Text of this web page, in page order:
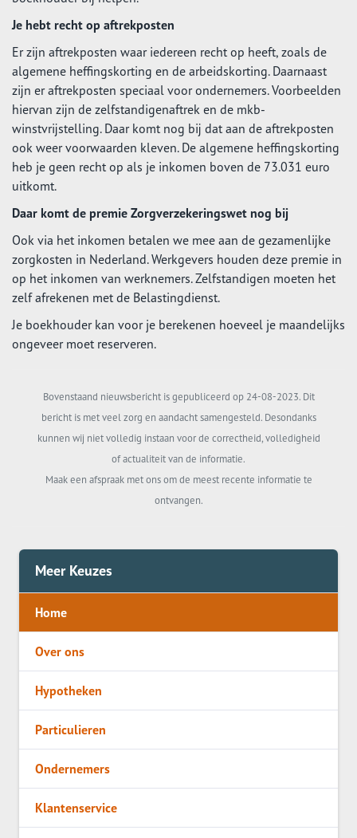
Je hebt recht op aftrekposten
Er zijn aftrekposten waar iedereen recht op heeft, zoals de
algemene heffingskorting en de arbeidskorting. Daarnaast
zijn er aftrekposten speciaal voor ondernemers. Voorbeelden
hiervan zijn de zelfstandigenaftrek en de mkb-
winstvrijstelling. Daar komt nog bij dat aan de aftrekposten
ook weer voorwaarden kleven. De algemene heffingskorting
heb je geen recht op als je inkomen boven de 73.031 euro
uitkomt.
Daar komt de premie Zorgverzekeringswet nog bij
Ook via het inkomen betalen we mee aan de gezamenlijke
zorgkosten in Nederland. Werkgevers houden deze premie in
op het inkomen van werknemers. Zelfstandigen moeten het
zelf afrekenen met de Belastingdienst.
Je boekhouder kan voor je berekenen hoeveel je maandelijks
ongeveer moet reserveren.
Bovenstaand nieuwsbericht is gepubliceerd op 24-08-2023. Dit
bericht is met veel zorg en aandacht samengesteld. Desondanks
kunnen wij niet volledig instaan voor de correctheid, volledigheid
of actualiteit van de informatie.
Maak een afspraak met ons om de meest recente informatie te
ontvangen.
Meer Keuzes
Home
Over ons
Hypotheken
Particulieren
Ondernemers
Klantenservice